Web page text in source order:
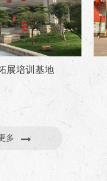
展培训基地
多